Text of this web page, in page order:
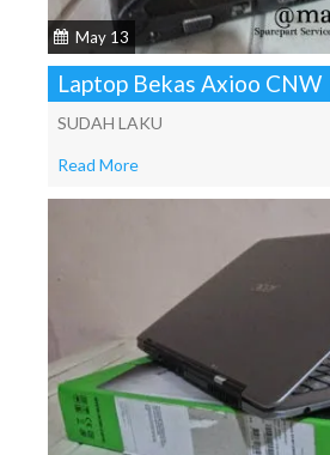
May 13
Laptop Bekas Axioo CNW
SUDAH LAKU
Read More